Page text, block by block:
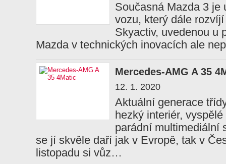
Současná Mazda 3 je
vozu, který dále
Skyactiv, uvedenou u
Mazda v technických inovacích ale
Mercedes-AMG A 35
12. 1. 2020
Aktuální generace
hezký interiér,
parádní multimediální
se jí skvěle daří jak v Evropě, tak v
listopadu si vůz…